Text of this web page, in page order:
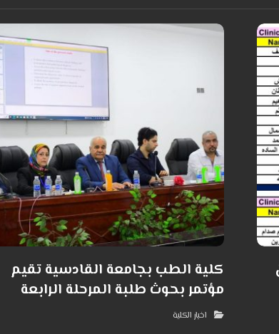
كلية الطب بجامعة القادسية تقيم
مؤتمر بحوث طلبة المرحلة الرابعة
اخبار الكلية